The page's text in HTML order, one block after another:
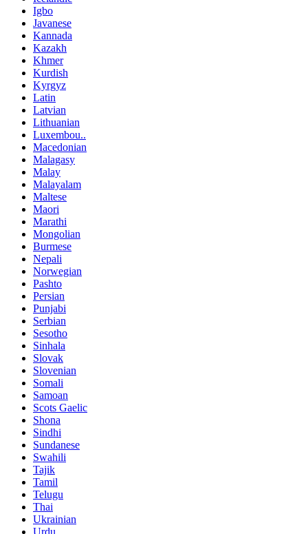
Igbo
Javanese
Kannada
Kazakh
Khmer
Kurdish
Kyrgyz
Latin
Latvian
Lithuanian
Luxembou..
Macedonian
Malagasy
Malay
Malayalam
Maltese
Maori
Marathi
Mongolian
Burmese
Nepali
Norwegian
Pashto
Persian
Punjabi
Serbian
Sesotho
Sinhala
Slovak
Slovenian
Somali
Samoan
Scots Gaelic
Shona
Sindhi
Sundanese
Swahili
Tajik
Tamil
Telugu
Thai
Ukrainian